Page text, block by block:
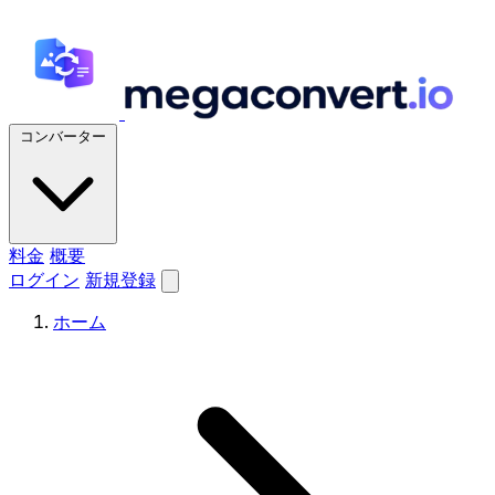
コンバーター
料金 概要
ログイン 新規登録
ホーム